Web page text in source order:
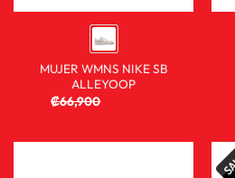
MUJER WMNS NIKE SB
ALLEYOOP
₡66,900